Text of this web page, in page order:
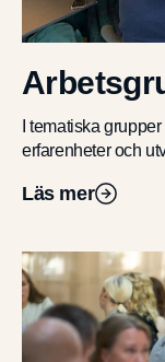
I tematiska
erfarenheter och
Läs mer